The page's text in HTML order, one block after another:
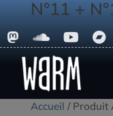
   
Accueil / Produit
N°11 +